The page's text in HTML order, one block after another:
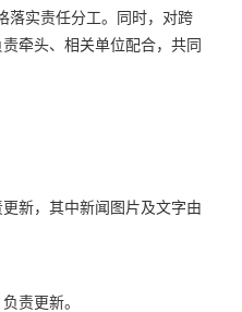
落实责任分工。同时，对跨
牵头、相关单位配合，共同
新，其中新闻图片及文字由
责更新。